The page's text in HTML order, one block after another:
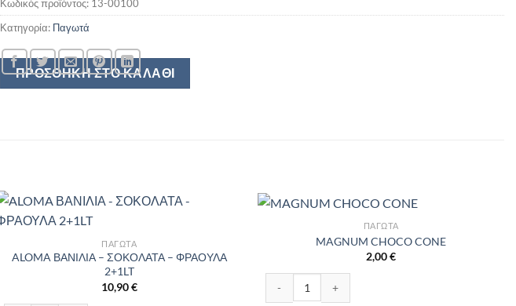
ΠΡΟΣΘΉΚΗ ΣΤΟ ΚΑΛΆΘΙ
Κωδικός προϊόντος: 13-00100
Κατηγορία: Παγωτά
ΠΑΓΩΤΆ
ALOMA ΒΑΝΙΛΙΑ – ΣΟΚΟΛΑΤΑ – ΦΡΑΟΥΛΑ
2+1LT
10,90€
ΠΑΓΩΤΆ
MAGNUM CHOCO CONE
2,00€